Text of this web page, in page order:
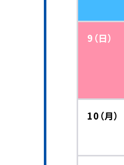
9（日）
10（月）